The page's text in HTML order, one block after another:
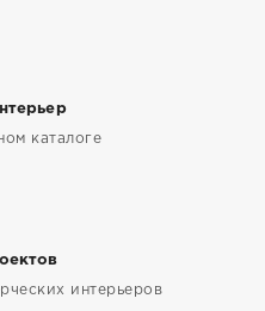
каталоге
интерьеров